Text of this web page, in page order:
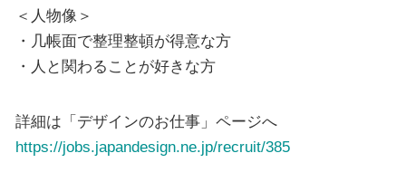
＜人物像＞
・几帳面で整理整頓が得意な方
・人と関わることが好きな方
詳細は「デザインのお仕事」ページへ
https://jobs.japandesign.ne.jp/recruit/385